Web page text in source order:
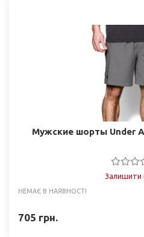
Мужские шорты Under
Залишити
НЕМАЄ В НАЯВНОСТІ
705 грн.